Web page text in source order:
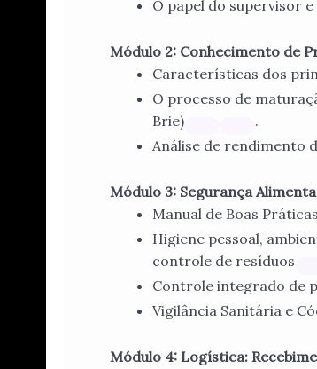
O papel do supervisor
Módulo 2: Conhecimento de
Características dos
O processo de
Brie)
.
Análise de rendimento
Módulo 3: Segurança
Manual de Boas
Higiene pessoal,
controle de resíduos
Controle integrado de
Vigilância Sanitária e
Módulo 4: Logística: